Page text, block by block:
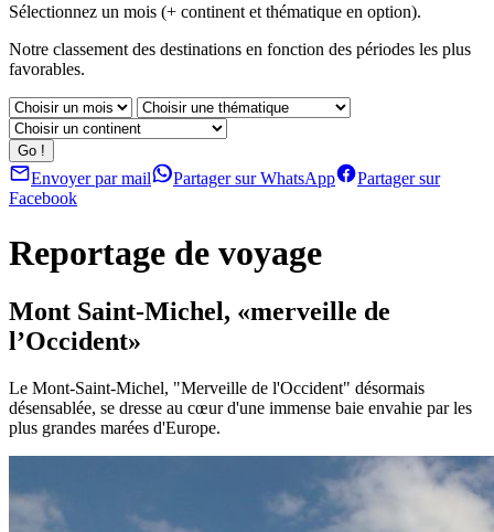
Sélectionnez un mois (+ continent et thématique en option).
Notre classement des destinations en fonction des périodes les plus
favorables.
Envoyer par mail Partager sur WhatsApp
Partager sur
Facebook
Reportage de voyage
Mont Saint-Michel, «merveille de
l’Occident»
Le Mont-Saint-Michel, "Merveille de l'Occident" désormais
désensablée, se dresse au cœur d'une immense baie envahie par les
plus grandes marées d'Europe.